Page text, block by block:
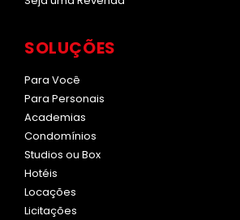
SOLUÇÕES
Para Você
Para Personais
Academias
Condomínios
Studios ou Box
Hotéis
Locações
Licitações